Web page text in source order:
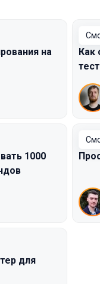
на
Как
1000
для